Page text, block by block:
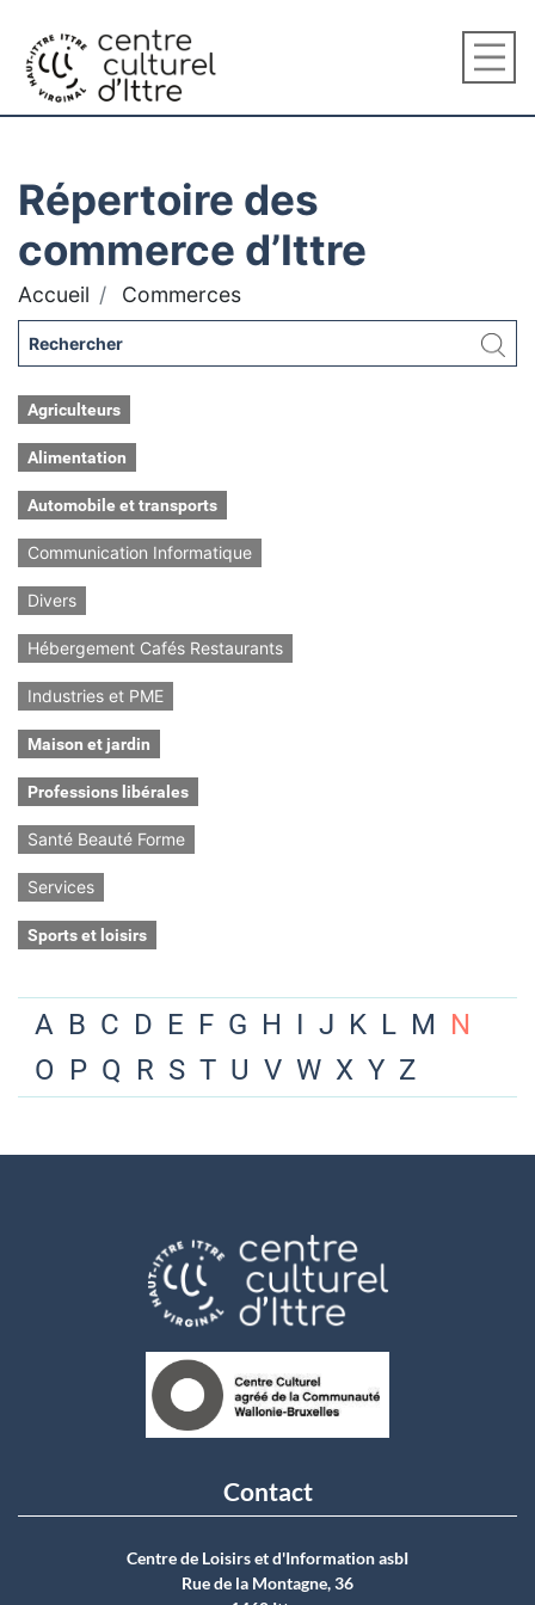
Répertoire des
commerce d’Ittre
Accueil Commerces
Agriculteurs
Alimentation
Automobile et transports
Communication Informatique
Divers
Hébergement Cafés Restaurants
Industries et PME
Maison et jardin
Professions libérales
Santé Beauté Forme
Services
Sports et loisirs
A B C D E F G H I J K L M N
O P Q R S T U V W X Y Z
Contact
Centre de Loisirs et d'Information asbI
Rue de la Montagne, 36